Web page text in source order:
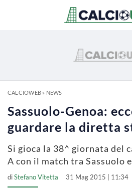
CALCIOWEB» NEWS
Sassuolo-Genoa:
guardare la diretta
Si gioca la 38^ giornata del
A con il match tra Sassuolo
diStefano Vitetta 31 Mag 2015 | 11:34